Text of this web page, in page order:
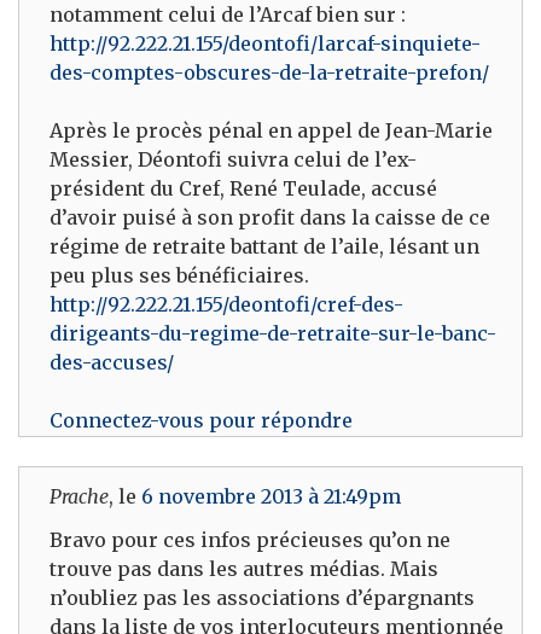
notamment celui de l’Arcaf bien sur :
http://92.222.21.155/deontofi/larcaf-sinquiete-
des-comptes-obscures-de-la-retraite-prefon/
Après le procès pénal en appel de Jean-Marie
Messier, Déontofi suivra celui de l’ex-
président du Cref, René Teulade, accusé
d’avoir puisé à son profit dans la caisse de ce
régime de retraite battant de l’aile, lésant un
peu plus ses bénéficiaires.
http://92.222.21.155/deontofi/cref-des-
dirigeants-du-regime-de-retraite-sur-le-banc-
des-accuses/
Connectez-vous pour répondre
Prache, le 6 novembre 2013 à 21:49pm
Bravo pour ces infos précieuses qu’on ne
trouve pas dans les autres médias. Mais
n’oubliez pas les associations d’épargnants
dans la liste de vos interlocuteurs mentionnée